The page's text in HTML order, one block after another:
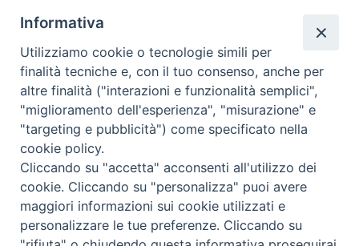
Curia Piombino:
Via Don Minzoni,58/A Tel e Fax: 0565 32036
E-mail:
curia@diocesimassamarittima.it
Privacy policy - trasparenza
Informativa
Utilizziamo cookie o tecnologie simili per
finalità tecniche e, con il tuo consenso, anche per
altre finalità ("interazioni e funzionalità semplici",
"miglioramento dell'esperienza", "misurazione" e
"targeting e pubblicità") come specificato nella
cookie policy.
Cliccando su "accetta" acconsenti all'utilizzo dei
cookie. Cliccando su "personalizza" puoi avere
maggiori informazioni sui cookie utilizzati e
personalizzare le tue preferenze. Cliccando su